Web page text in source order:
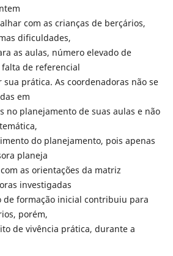
com as crianças de berçários,
dificuldades,
as aulas, número elevado de
de referencial
prática. As coordenadoras não se
em
no planejamento de suas aulas e não
do planejamento, pois apenas
planeja
as orientações da matriz
investigadas
de formação inicial contribuiu para
porém,
de vivência prática, durante a